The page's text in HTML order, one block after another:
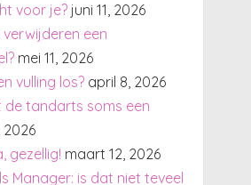
voor je? juni 11, 2026
een
mei 11, 2026
vulling los? april 8, 2026
de tandarts soms een
2026
gezellig! maart 12, 2026
Manager: is dat niet teveel